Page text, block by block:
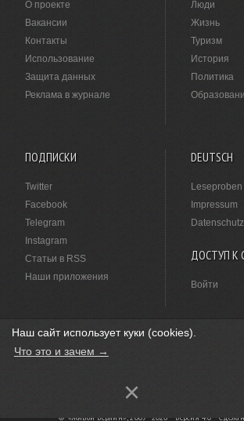
Наш сайт использует куки (cookies).
Что это и зачем →
×
О проекте
Вакансии
Контакты
Использование
Защита данных
Реклама в журнале
Люди
Жизнь
Туризм
История
Политика
ПОДПИСКИ
Twitter
Facebook
Telegram
Instagram
Статьи в RSS
Наши приложения
DEUTSCH
Leseproben
Impressum
Datenschutz
ДОСТУП К
Войти
НАШЛИ ОПЕЧАТКУ?
Выделите ее мышкой и нажмите
© «Живой Берлин», 2009–2026 · Версия 4.0 ·